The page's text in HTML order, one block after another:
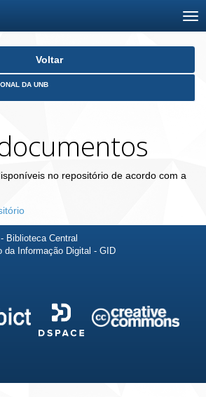
Voltar
DA UNB
no repositório de acordo com a
Biblioteca Central
da Informação Digital - GID